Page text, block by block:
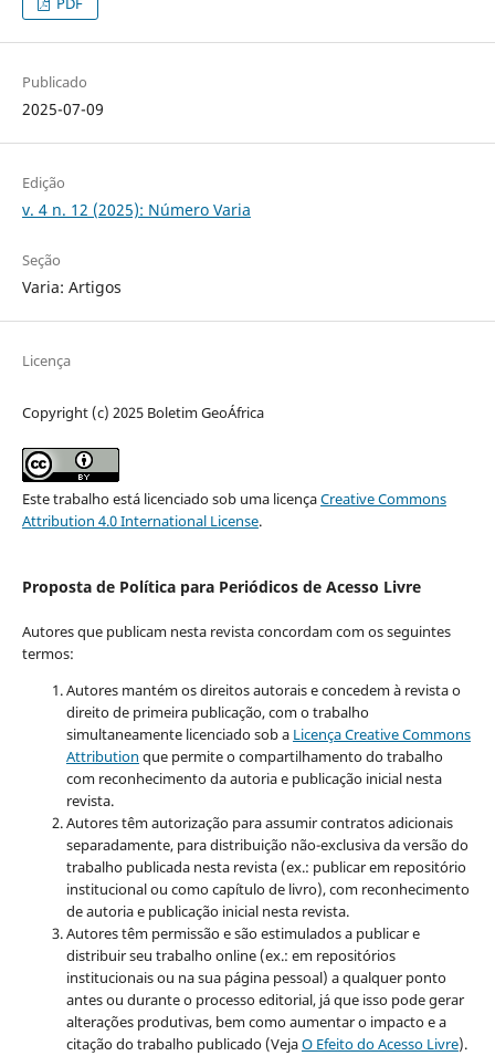
Publicado
2025-07-09
Edição
v. 4 n. 12 (2025): Número Varia
Seção
Varia: Artigos
Licença
Copyright (c) 2025 Boletim GeoÁfrica
Este trabalho está licenciado sob uma licençaCreative Commons
Attribution 4.0 International License.
Proposta de Política para Periódicos de Acesso Livre
Autores que publicam nesta revista concordam com os seguintes
termos:
Autores mantém os direitos autorais e concedem à revista o
direito de primeira publicação, com o trabalho
simultaneamente licenciado sob a Licença Creative Commons
Attribution que permite o compartilhamento do trabalho
com reconhecimento da autoria e publicação inicial nesta
revista.
Autores têm autorização para assumir contratos adicionais
separadamente, para distribuição não-exclusiva da versão do
trabalho publicada nesta revista (ex.: publicar em repositório
institucional ou como capítulo de livro), com reconhecimento
de autoria e publicação inicial nesta revista.
Autores têm permissão e são estimulados a publicar e
distribuir seu trabalho online (ex.: em repositórios
institucionais ou na sua página pessoal) a qualquer ponto
antes ou durante o processo editorial, já que isso pode gerar
alterações produtivas, bem como aumentar o impacto e a
citação do trabalho publicado (VejaO Efeito do Acesso Livre).